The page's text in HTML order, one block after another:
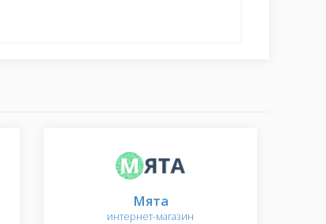
Мята
интернет-магазин